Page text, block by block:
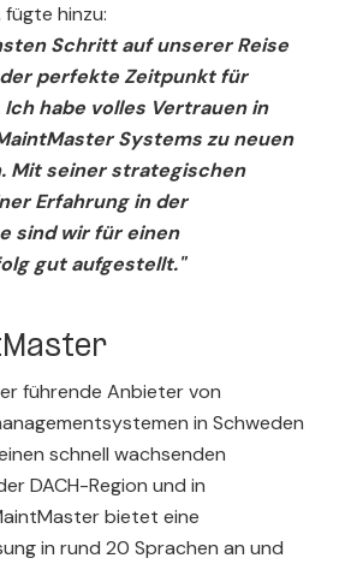
hinzu:
Schritt auf unserer Reise
perfekte Zeitpunkt für
habe volles Vertrauen in
Systems zu neuen
Mit seiner strategischen
Erfahrung in der
sind wir für einen
gut aufgestellt."
führende Anbieter von
in Schweden
schnell wachsenden
DACH-Region und in
bietet eine
in rund 20 Sprachen an und